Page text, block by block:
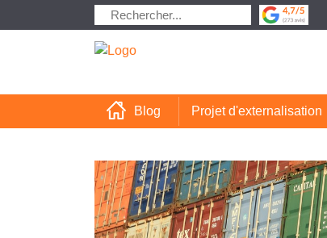
Blog Projet d'externalisation